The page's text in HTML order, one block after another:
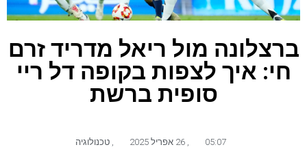
ברצלונה מול ריאל מדריד זרם
חי: איך לצפות בקופה דל ריי
סופית ברשת
05:07 טכנולוגיה